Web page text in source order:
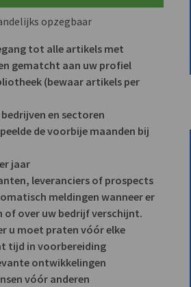
opzegbaar
tot alle artikels met
en gematcht aan uw profiel
(bewaar artikels per
en sectoren
de voorbije maanden bij
jaar
leveranciers of prospects
meldingen wanneer er
of over uw bedrijf verschijnt.
u moet praten vóór elke
tijd in voorbereiding
ontwikkelingen
vóór anderen